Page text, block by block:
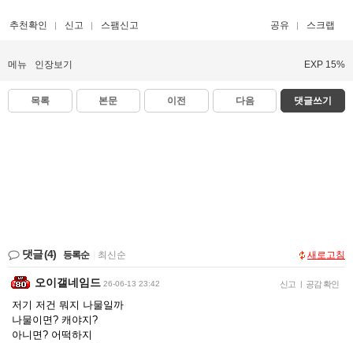
추천확인 신고 스팸신고 공유 스크랩
메뉴 인장보기 EXP 15%
목록 본문 이전 다음 댓글쓰기
댓글(4) 등록순 최신순 새로고침
오이갤네임드 26-06-13 23:42 신고 공감 확인
저기 저건 뭐지 나물일까
나물이면? 캐야지?
아니면? 어떡하지